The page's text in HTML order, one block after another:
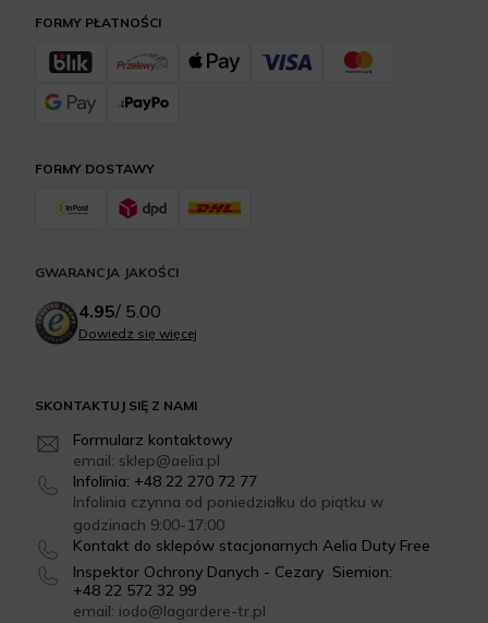
SKONTAKTUJ SIĘ Z NAMI
Formularz kontaktowy
email: sklep@aelia.pl
Infolinia: +48 22 270 72 77
Infolinia czynna od poniedziałku do piątku w
godzinach 9:00-17:00
Kontakt do sklepów stacjonarnych Aelia Duty Free
Inspektor Ochrony Danych - Cezary Siemion:
+48 22 572 32 99
email: iodo@lagardere-tr.pl
FORMY DOSTAWY
FORMY PŁATNOŚCI
GWARANCJA JAKOŚCI
4.95/ 5.00
Dowiedz się więcej